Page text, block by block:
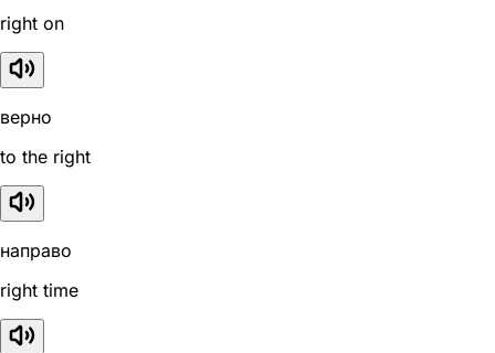
right on
верно
to the right
направо
right time